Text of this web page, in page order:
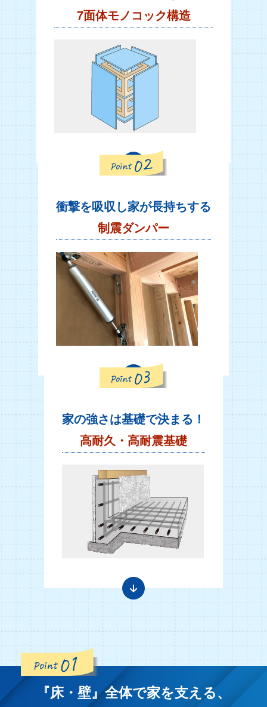
7面体モノコック構造
衝撃を吸収し家が長持ちする
制震ダンパー
家の強さは基礎で決まる！
高耐久・高耐震基礎
『床・壁』全体で家を支える、